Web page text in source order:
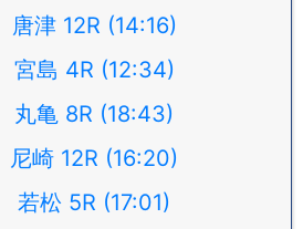
唐津 12R (14:16)
宮島 4R (12:34)
丸亀 8R (18:43)
尼崎 12R (16:20)
若松 5R (17:01)